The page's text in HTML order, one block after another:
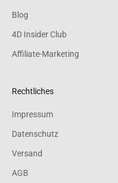
Blog
4D Insider Club
Affiliate-Marketing
Rechtliches
Impressum
Datenschutz
Versand
AGB